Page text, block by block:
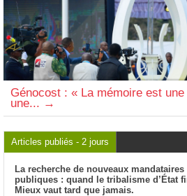
Génocost : « La mémoire est
une...
Articles publiés - 2 jours
La recherche de nouveaux
publiques : quand le tribalisme d’État
Mieux vaut tard que jamais.